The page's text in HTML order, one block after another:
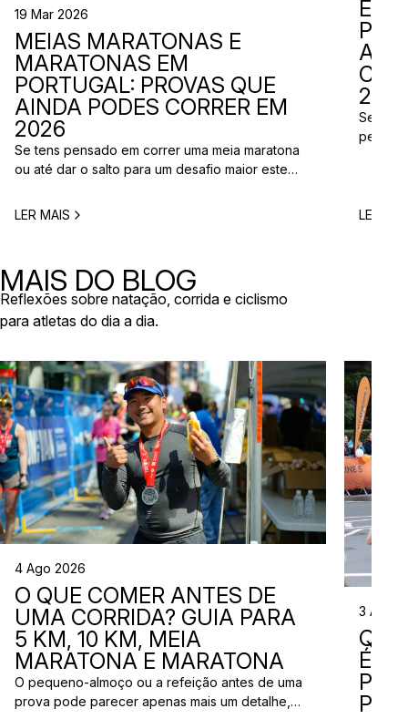
19 Mar 2026
MEIAS MARATONAS E
MARATONAS EM
PORTUGAL: PROVAS QUE
AINDA PODES CORRER EM
2026
Se tens pensado em correr uma meia maratona
ou até dar o salto para um desafio maior este
planear. Entre a primavera e o verão, o
LER MAIS
Se
perto
LER
MAIS DO BLOG
Reflexões sobre natação, corrida e ciclismo
para atletas do dia a dia.
4 Ago 2026
O QUE COMER ANTES DE
UMA CORRIDA? GUIA PARA
5 KM, 10 KM, MEIA
MARATONA E MARATONA
O pequeno-almoço ou a refeição antes de uma
prova pode parecer apenas mais um detalhe,
3 Ago
ÉS?